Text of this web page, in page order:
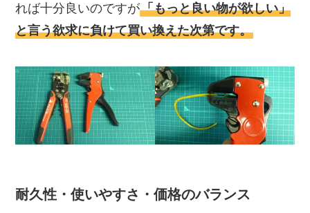
れば十分良いのですが「もっと良い物が欲しい」
と言う欲求に負けて買い換えた次第です。
耐久性・使いやすさ・価格のバランス